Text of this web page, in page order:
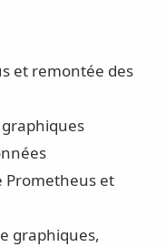
et remontée des
Prometheus et
graphiques,